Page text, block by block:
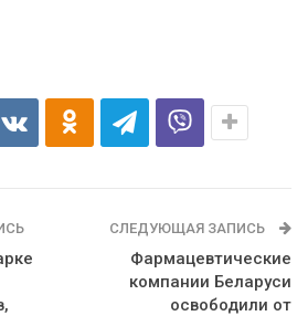
СЛЕДУЮЩАЯ ЗАПИСЬ
Фармацевтические
компании Беларуси
освободили от